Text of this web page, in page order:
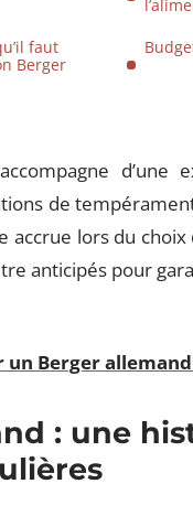
faut
Berger
de
lors du
anticipés pour
un Berger
: une